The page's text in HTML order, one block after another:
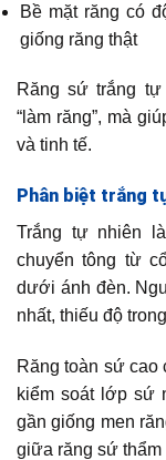
Bề mặt răng có
giống răng thật
Răng sứ trắng
“làm răng”, mà
và tinh tế.
Phân biệt trắng
Trắng tự nhiên
chuyển tông từ
dưới ánh đèn.
nhất, thiếu độ
Răng toàn sứ cao
kiểm soát lớp sứ
gần giống men
giữa răng sứ thẩm